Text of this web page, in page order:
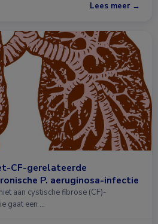
Lees meer →
CF-gerelateerde
P. aeruginosa-infectie
aan cystische fibrose (CF)-
gaat een …